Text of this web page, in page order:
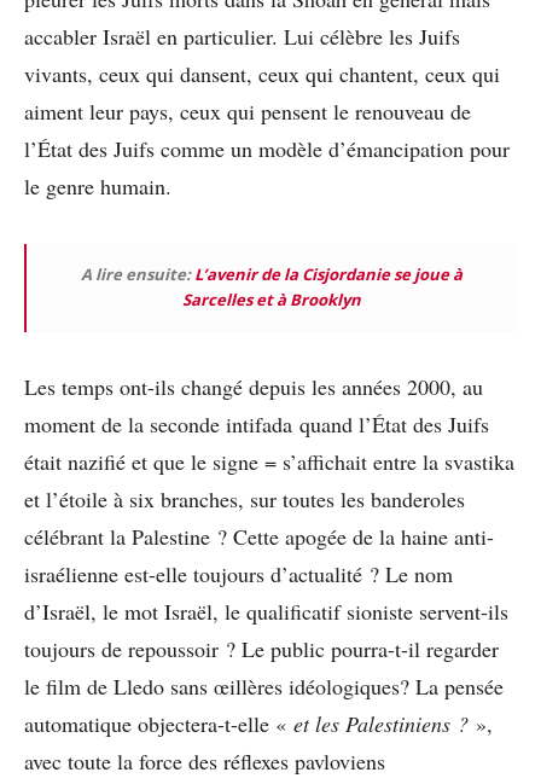
accabler Israël en particulier. Lui célèbre les Juifs
vivants, ceux qui dansent, ceux qui chantent, ceux qui
aiment leur pays, ceux qui pensent le renouveau de
l’État des Juifs comme un modèle d’émancipation pour
le genre humain.
A lire ensuite:L’avenir de la Cisjordanie se joue à
Sarcelles et à Brooklyn
Les temps ont-ils changé depuis les années 2000, au
moment de la seconde intifada quand l’État des Juifs
était nazifié et que le signe = s’affichait entre la svastika
et l’étoile à six branches, sur toutes les banderoles
célébrant la Palestine ? Cette apogée de la haine anti-
israélienne est-elle toujours d’actualité ? Le nom
d’Israël, le mot Israël, le qualificatif sioniste servent-ils
toujours de repoussoir ? Le public pourra-t-il regarder
le film de Lledo sans œillères idéologiques? La pensée
automatique objectera-t-elle « et les Palestiniens ? »,
avec toute la force des réflexes pavloviens